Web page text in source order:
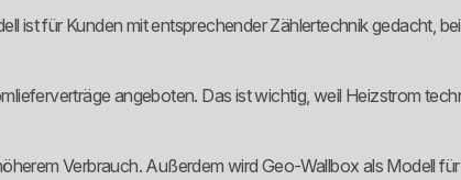
ist für Kunden mit entsprechender Zählertechnik gedacht,
angeboten. Das ist wichtig, weil Heizstrom
Verbrauch. Außerdem wird Geo-Wallbox als Modell